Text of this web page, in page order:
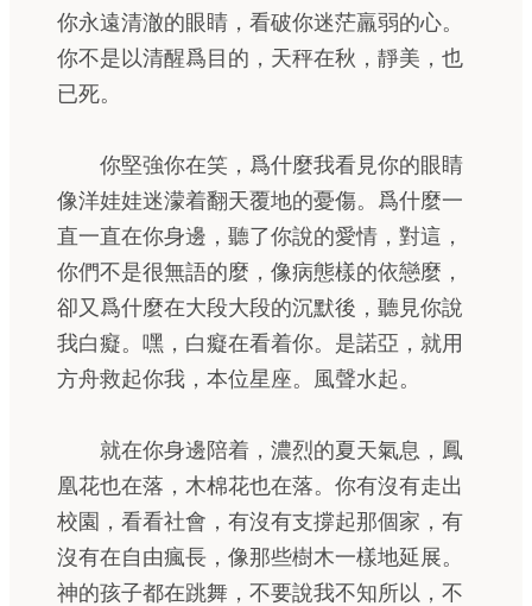
你永遠清澈的眼睛，看破你迷茫羸弱的心。
你不是以清醒爲目的，天秤在秋，靜美，也
已死。
你堅強你在笑，爲什麼我看見你的眼睛
像洋娃娃迷濛着翻天覆地的憂傷。爲什麼一
直一直在你身邊，聽了你說的愛情，對這，
你們不是很無語的麼，像病態樣的依戀麼，
卻又爲什麼在大段大段的沉默後，聽見你說
我白癡。嘿，白癡在看着你。是諾亞，就用
方舟救起你我，本位星座。風聲水起。
就在你身邊陪着，濃烈的夏天氣息，鳳
凰花也在落，木棉花也在落。你有沒有走出
校園，看看社會，有沒有支撐起那個家，有
沒有在自由瘋長，像那些樹木一樣地延展。
神的孩子都在跳舞，不要說我不知所以，不